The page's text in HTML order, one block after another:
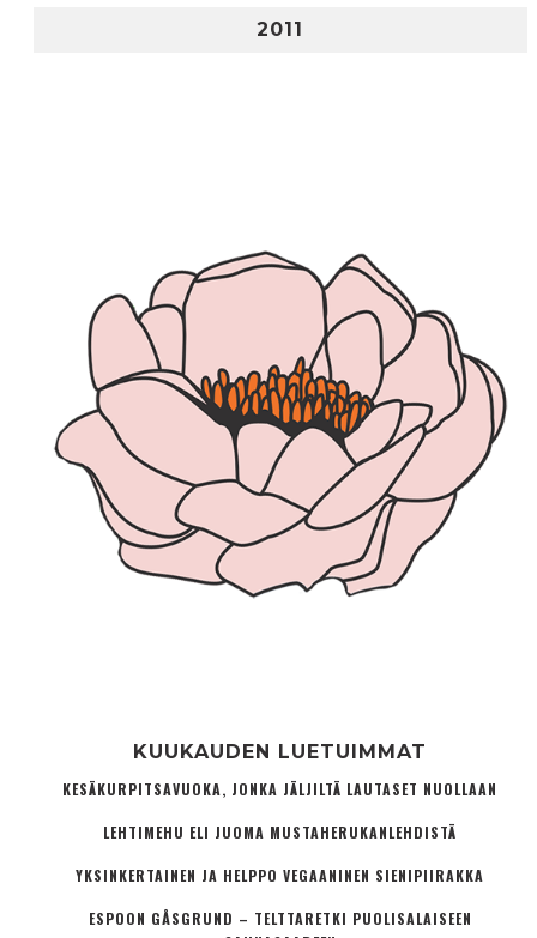
2011
KUUKAUDEN LUETUIMMAT
KESÄKURPITSAVUOKA, JONKA JÄLJILTÄ LAUTASET NUOLLAAN
LEHTIMEHU ELI JUOMA MUSTAHERUKANLEHDISTÄ
YKSINKERTAINEN JA HELPPO VEGAANINEN SIENIPIIRAKKA
ESPOON GÅSGRUND – TELTTARETKI PUOLISALAISEEN